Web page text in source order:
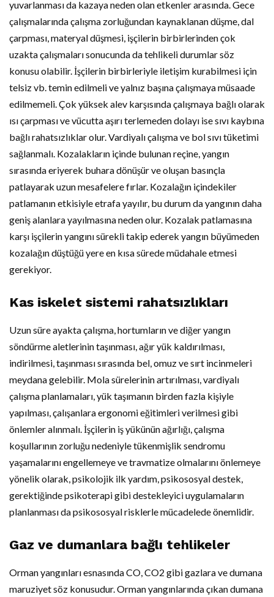
yuvarlanması da kazaya neden olan etkenler arasında. Gece
çalışmalarında çalışma zorluğundan kaynaklanan düşme, dal
çarpması, materyal düşmesi, işçilerin birbirlerinden çok
uzakta çalışmaları sonucunda da tehlikeli durumlar söz
konusu olabilir. İşçilerin birbirleriyle iletişim kurabilmesi için
telsiz vb. temin edilmeli ve yalnız başına çalışmaya müsaade
edilmemeli. Çok yüksek alev karşısında çalışmaya bağlı olarak
ısı çarpması ve vücutta aşırı terlemeden dolayı ise sıvı kaybına
bağlı rahatsızlıklar olur. Vardiyalı çalışma ve bol sıvı tüketimi
sağlanmalı. Kozalakların içinde bulunan reçine, yangın
sırasında eriyerek buhara dönüşür ve oluşan basınçla
patlayarak uzun mesafelere fırlar. Kozalağın içindekiler
patlamanın etkisiyle etrafa yayılır, bu durum da yangının daha
geniş alanlara yayılmasına neden olur. Kozalak patlamasına
karşı işçilerin yangını sürekli takip ederek yangın büyümeden
kozalağın düştüğü yere en kısa sürede müdahale etmesi
gerekiyor.
Kas iskelet sistemi rahatsızlıkları
Uzun süre ayakta çalışma, hortumların ve diğer yangın
söndürme aletlerinin taşınması, ağır yük kaldırılması,
indirilmesi, taşınması sırasında bel, omuz ve sırt incinmeleri
meydana gelebilir. Mola sürelerinin artırılması, vardiyalı
çalışma planlamaları, yük taşımanın birden fazla kişiyle
yapılması, çalışanlara ergonomi eğitimleri verilmesi gibi
önlemler alınmalı. İşçilerin iş yükünün ağırlığı, çalışma
koşullarının zorluğu nedeniyle tükenmişlik sendromu
yaşamalarını engellemeye ve travmatize olmalarını önlemeye
yönelik olarak, psikolojik ilk yardım, psikososyal destek,
gerektiğinde psikoterapi gibi destekleyici uygulamaların
planlanması da psikososyal risklerle mücadelede önemlidir.
Gaz ve dumanlara bağlı tehlikeler
Orman yangınları esnasında CO, CO2 gibi gazlara ve dumana
maruziyet söz konusudur. Orman yangınlarında çıkan dumana